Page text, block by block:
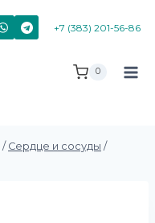
+7 (383) 201-56-86
0
/ Сердце и сосуды /